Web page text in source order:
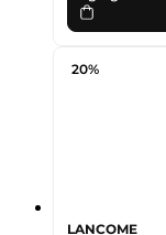
20%
LANCOME